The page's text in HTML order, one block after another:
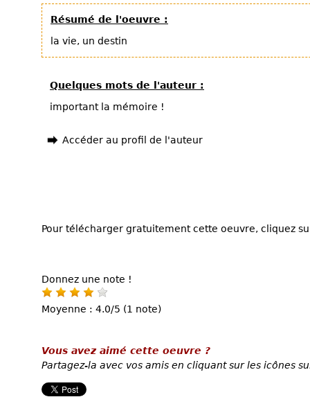
Résumé de l'oeuvre :
la vie, un destin
Quelques mots de l'auteur :
important la mémoire !
Accéder au profil de l'auteur
Pour télécharger gratuitement cette oeuvre, cliquez
Donnez une note !
Moyenne : 4.0/5 (1 note)
Vous avez aimé cette oeuvre ?
Partagez-la avec vos amis en cliquant sur les icônes